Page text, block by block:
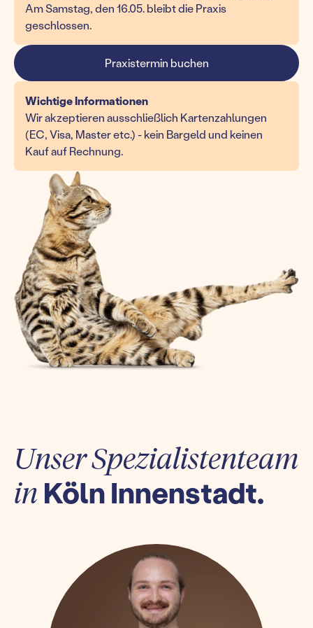
Am Samstag, den 16.05. bleibt die Praxis
geschlossen.
Praxistermin buchen
Wichtige Informationen
Wir akzeptieren ausschließlich Kartenzahlungen
(EC, Visa, Master etc.) - kein Bargeld und keinen
Kauf auf Rechnung.
Unser Spezialistenteam
in Köln Innenstadt.